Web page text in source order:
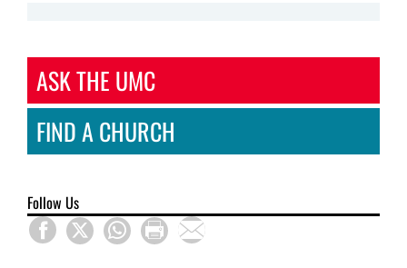
ASK THE UMC
FIND A CHURCH
Follow Us